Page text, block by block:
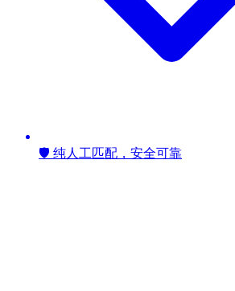
🛡️ 纯人工匹配，安全可靠